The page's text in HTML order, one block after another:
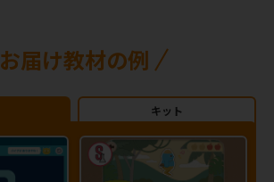
お届け教材の例
キット